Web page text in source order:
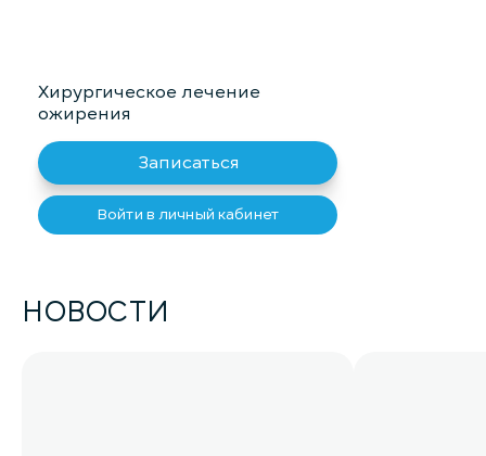
Хирургическое лечение
ожирения
Записаться
Войти в личный кабинет
НОВОСТИ